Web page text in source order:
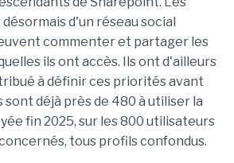
d'un réseau social
commenter et partager les
ils ont accès. Ils ont d'ailleurs
à définir ces priorités avant
sont déjà près de 480 à utiliser la
fin 2025, sur les 800 utilisateurs
tous profils confondus.